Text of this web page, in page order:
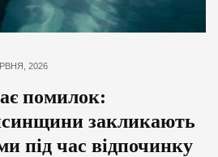
2026
помилок:
закликають
під час відпочинку